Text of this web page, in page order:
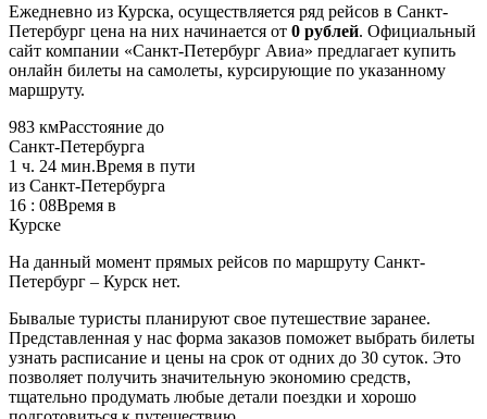
Ежедневно из Курска, осуществляется ряд рейсов в Санкт-
Петербург цена на них начинается от 0 рублей. Официальный
сайт компании «Санкт-Петербург Авиа» предлагает купить
онлайн билеты на самолеты, курсирующие по указанному
маршруту.
983 кмРасстояние до
Санкт-Петербурга
1 ч. 24 мин.Время в пути
из Санкт-Петербурга
16 : 08Время в
Курске
На данный момент прямых рейсов по маршруту Санкт-
Петербург – Курск нет.
Бывалые туристы планируют свое путешествие заранее.
Представленная у нас форма заказов поможет выбрать билеты
узнать расписание и цены на срок от одних до 30 суток. Это
позволяет получить значительную экономию средств,
тщательно продумать любые детали поездки и хорошо